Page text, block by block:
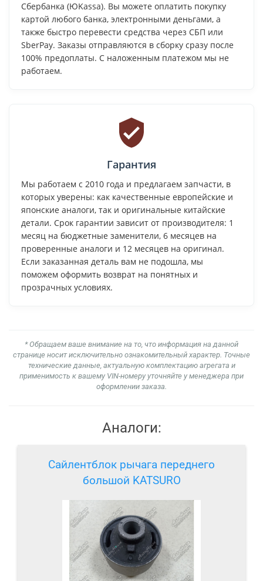
Сбербанка (ЮKassa). Вы можете оплатить покупку
картой любого банка, электронными деньгами, а
также быстро перевести средства через СБП или
SberPay. Заказы отправляются в сборку сразу после
100% предоплаты. С наложенным платежом мы не
работаем.
Гарантия
Мы работаем с 2010 года и предлагаем запчасти, в
которых уверены: как качественные европейские и
японские аналоги, так и оригинальные китайские
детали. Срок гарантии зависит от производителя: 1
месяц на бюджетные заменители, 6 месяцев на
проверенные аналоги и 12 месяцев на оригинал.
Если заказанная деталь вам не подошла, мы
поможем оформить возврат на понятных и
прозрачных условиях.
* Обращаем ваше внимание на то, что информация на данной
странице носит исключительно ознакомительный характер. Точные
технические данные, актуальную комплектацию агрегата и
применимость к вашему VIN-номеру уточняйте у менеджера при
оформлении заказа.
Аналоги:
Сайлентблок рычага переднего
большой KATSURO